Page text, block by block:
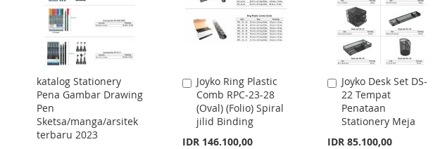
katalog Stationery
Pena Gambar Drawing
Pen
Sketsa/manga/arsitek
terbaru 2023
Joyko Ring Plastic
Comb RPC-23-28
(Oval) (Folio) Spiral
jilid Binding
IDR 146.100,00
Add
to
Cart
Joyko Desk Set DS-
22 Tempat
Penataan
Stationery Meja
IDR 85.100,00
Add
to
Cart